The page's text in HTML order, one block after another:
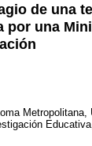
de una
por una
Metropolitana,